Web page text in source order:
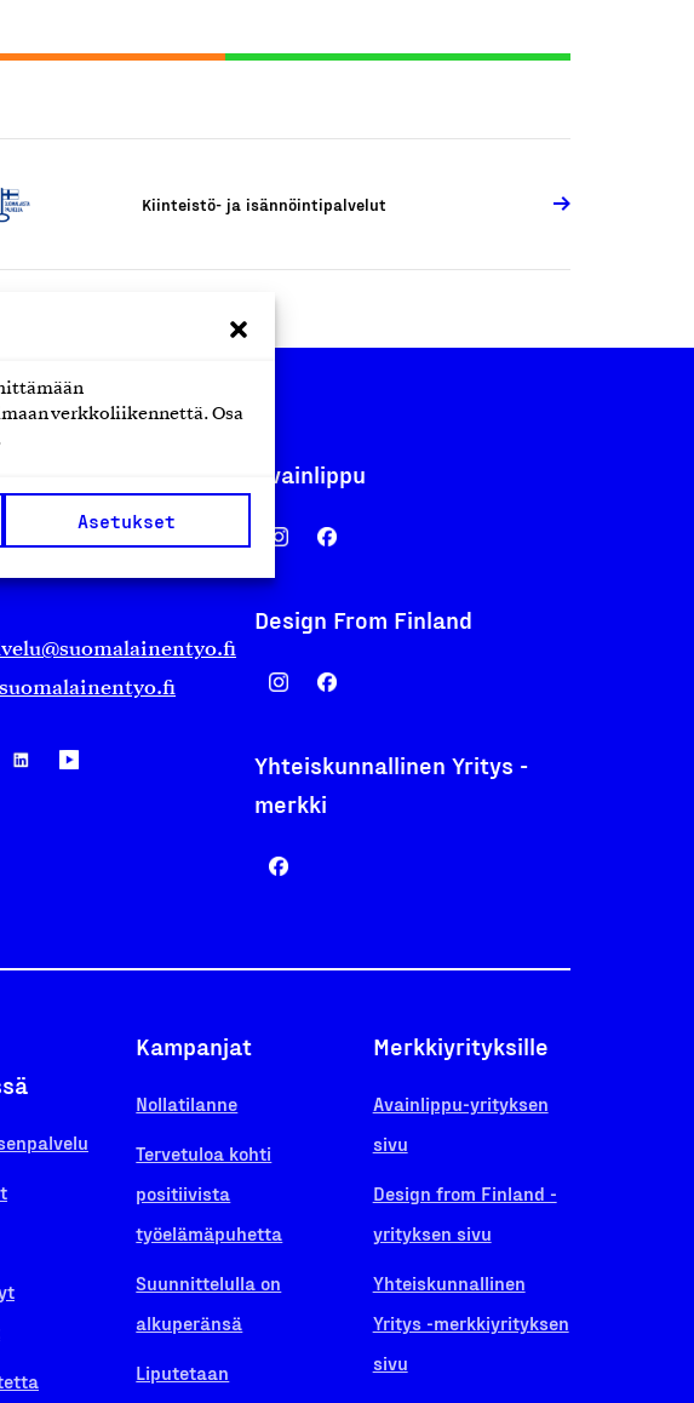
verkkoliikennettä. Osa
Asetukset
Kiinteistö- ja isännöintipalvelut
Avainlippu
Design From Finland
Yhteiskunnallinen Yritys -
merkki
Kampanjat
Nollatilanne
Tervetuloa kohti
positiivista
työelämäpuhetta
Suunnittelulla on
alkuperänsä
Liputetaan
Merkkiyrityksille
Avainlippu-yrityksen
sivu
Design from Finland -
yrityksen sivu
Yhteiskunnallinen
Yritys -merkkiyrityksen
sivu